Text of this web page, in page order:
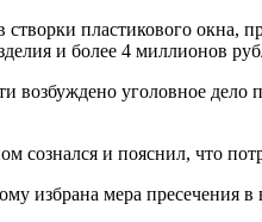
пластикового
и более 4 миллионов
уголовное дело
сознался и пояснил, что
избрана мера пресечения в